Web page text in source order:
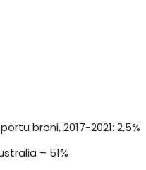
broni, 2017-2021: 2,5%
– 51%